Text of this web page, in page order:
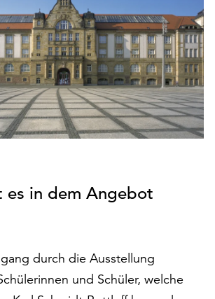
es in dem Angebot
durch die Ausstellung
und Schüler, welche